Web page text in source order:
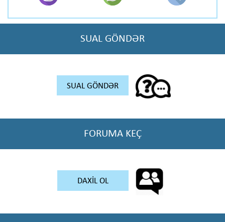
SUAL GÖNDƏR
SUAL GÖNDƏR
FORUMA KEÇ
DAXİL OL